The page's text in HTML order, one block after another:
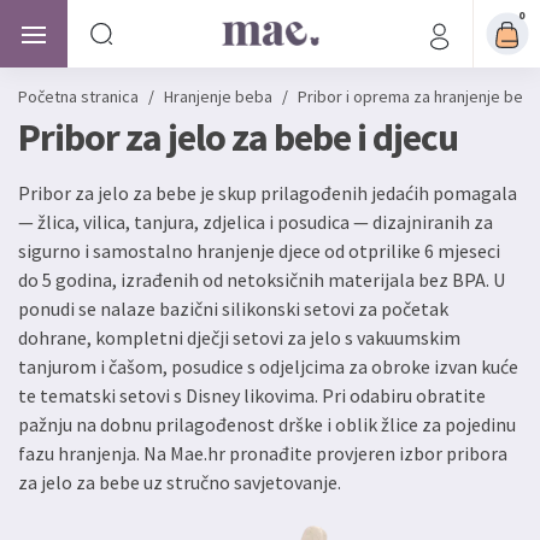
0
Početna stranica / Hranjenje beba / Pribor i oprema za hranjenje beba
Pribor za jelo za bebe i djecu
Pribor za jelo za bebe je skup prilagođenih jedaćih pomagala
— žlica, vilica, tanjura, zdjelica i posudica — dizajniranih za
sigurno i samostalno hranjenje djece od otprilike 6 mjeseci
do 5 godina, izrađenih od netoksičnih materijala bez BPA. U
ponudi se nalaze bazični silikonski setovi za početak
dohrane, kompletni dječji setovi za jelo s vakuumskim
tanjurom i čašom, posudice s odjeljcima za obroke izvan kuće
te tematski setovi s Disney likovima. Pri odabiru obratite
pažnju na dobnu prilagođenost drške i oblik žlice za pojedinu
fazu hranjenja. Na Mae.hr pronađite provjeren izbor pribora
za jelo za bebe uz stručno savjetovanje.